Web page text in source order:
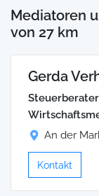
Mediatoren
von 27 km
Gerda
An der
Kontakt